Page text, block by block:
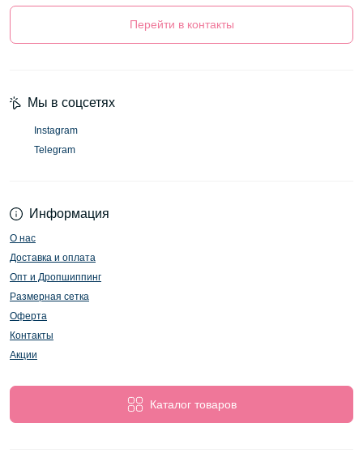
Перейти в контакты
Информация
О нас
Доставка и оплата
Опт и Дропшиппинг
Размерная сетка
Оферта
Контакты
Акции
Каталог товаров
Мы в соцсетях
Instagram
Telegram